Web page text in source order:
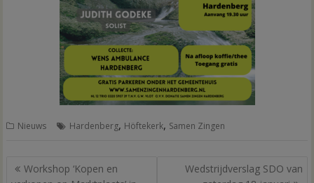
Nieuws Hardenberg, Höftekerk, Samen Zingen
Bericht
Workshop ‘Kopen en
Wedstrijdverslag SDO van